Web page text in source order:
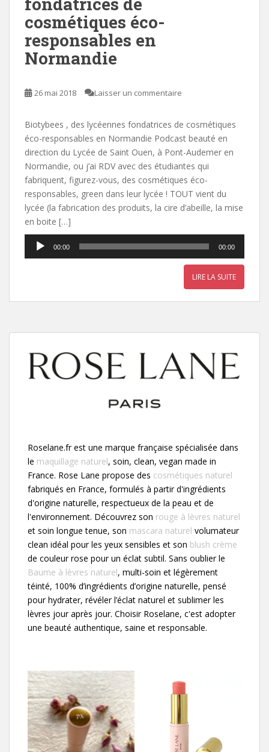
cosmétiques éco-
responsables en
Normandie
26 mai 2018 Laisser un commentaire
Biotybees , des lycéennes fondatrices de cosmétiques
éco-responsables en Normandie Podcast beauté en
direction du Lycée de Saint Ouen, à Pont-Audemer en
Normandie, ou j’ai RDV avec des étudiantes qui
fabriquent, figurez-vous, des cosmétiques éco-
responsables, green dans leur lycée ! TOUT vient du
lycée (la fabrication des produits, la cire d’abeille, la mise
en boite […]
Lecteur
audio
00:00 00:00
LIRE LA SUITE
Roselane.fr est une marque française spécialisée dans
le maquillage naturel, soin, clean, vegan made in
France. Rose Lane propose des cosmétiques naturel
fabriqués en France, formulés à partir d'ingrédients
d'origine naturelle, respectueux de la peau et de
l'environnement. Découvrez son rouge à lèvres naturel
et soin longue tenue, son mascara naturel volumateur
clean idéal pour les yeux sensibles et son blush crème
de couleur rose pour un éclat subtil. Sans oublier le
Baume à lèvres naturel, multi-soin et légèrement
téinté, 100% d’ingrédients d’origine naturelle, pensé
pour hydrater, révéler l’éclat naturel et sublimer les
lèvres jour après jour. Choisir Roselane, c'est adopter
une beauté authentique, saine et responsable.